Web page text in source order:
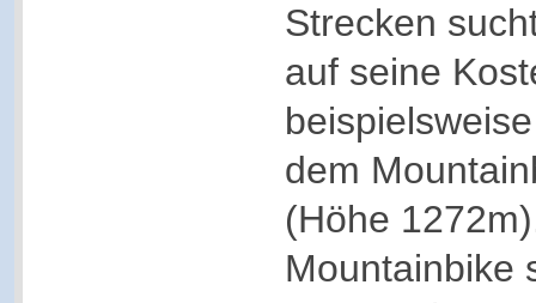
Strecken
auf seine
dem
(Höhe
Mountainbike